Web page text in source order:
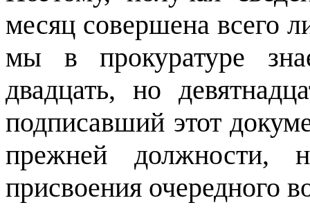
месяц совершена всего
мы в прокуратуре
двадцать, но
подписавший этот
прежней должности,
присвоения очередного